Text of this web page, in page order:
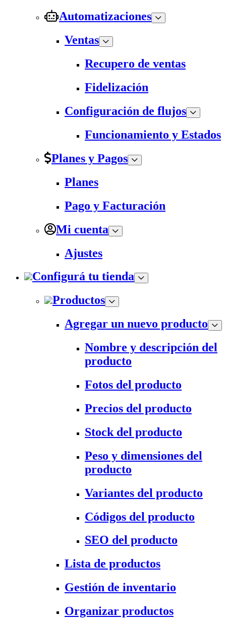
Automatizaciones
Ventas
Recupero de ventas
Fidelización
Configuración de flujos
Funcionamiento y Estados
Planes y Pagos
Planes
Pago y Facturación
Mi cuenta
Ajustes
Configurá tu tienda
Productos
Agregar un nuevo producto
Nombre y descripción del
producto
Fotos del producto
Precios del producto
Stock del producto
Peso y dimensiones del
producto
Variantes del producto
Códigos del producto
SEO del producto
Lista de productos
Gestión de inventario
Organizar productos